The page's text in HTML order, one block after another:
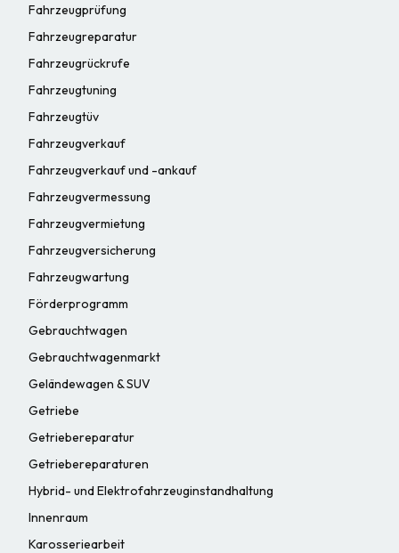
Fahrzeugprüfung
Fahrzeugreparatur
Fahrzeugrückrufe
Fahrzeugtuning
Fahrzeugtüv
Fahrzeugverkauf
Fahrzeugverkauf und -ankauf
Fahrzeugvermessung
Fahrzeugvermietung
Fahrzeugversicherung
Fahrzeugwartung
Förderprogramm
Gebrauchtwagen
Gebrauchtwagenmarkt
Geländewagen & SUV
Getriebe
Getriebereparatur
Getriebereparaturen
Hybrid- und Elektrofahrzeuginstandhaltung
Innenraum
Karosseriearbeit